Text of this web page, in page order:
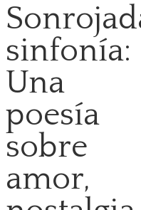
sinfonía:
Una
poesía
sobre
amor,